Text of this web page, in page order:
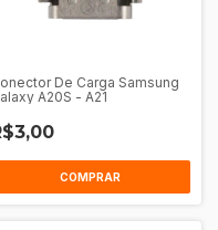
De Carga Samsung
A20S - A21